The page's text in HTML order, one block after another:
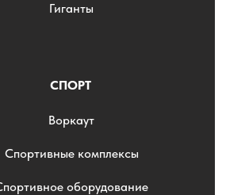
Гиганты
СПОРТ
Воркаут
Спортивные комплексы
оборудование